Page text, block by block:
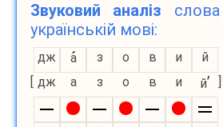
Звуковий аналіз слова
українській мові:
дж а з о в и й
[ дж а з о в и й’ ]